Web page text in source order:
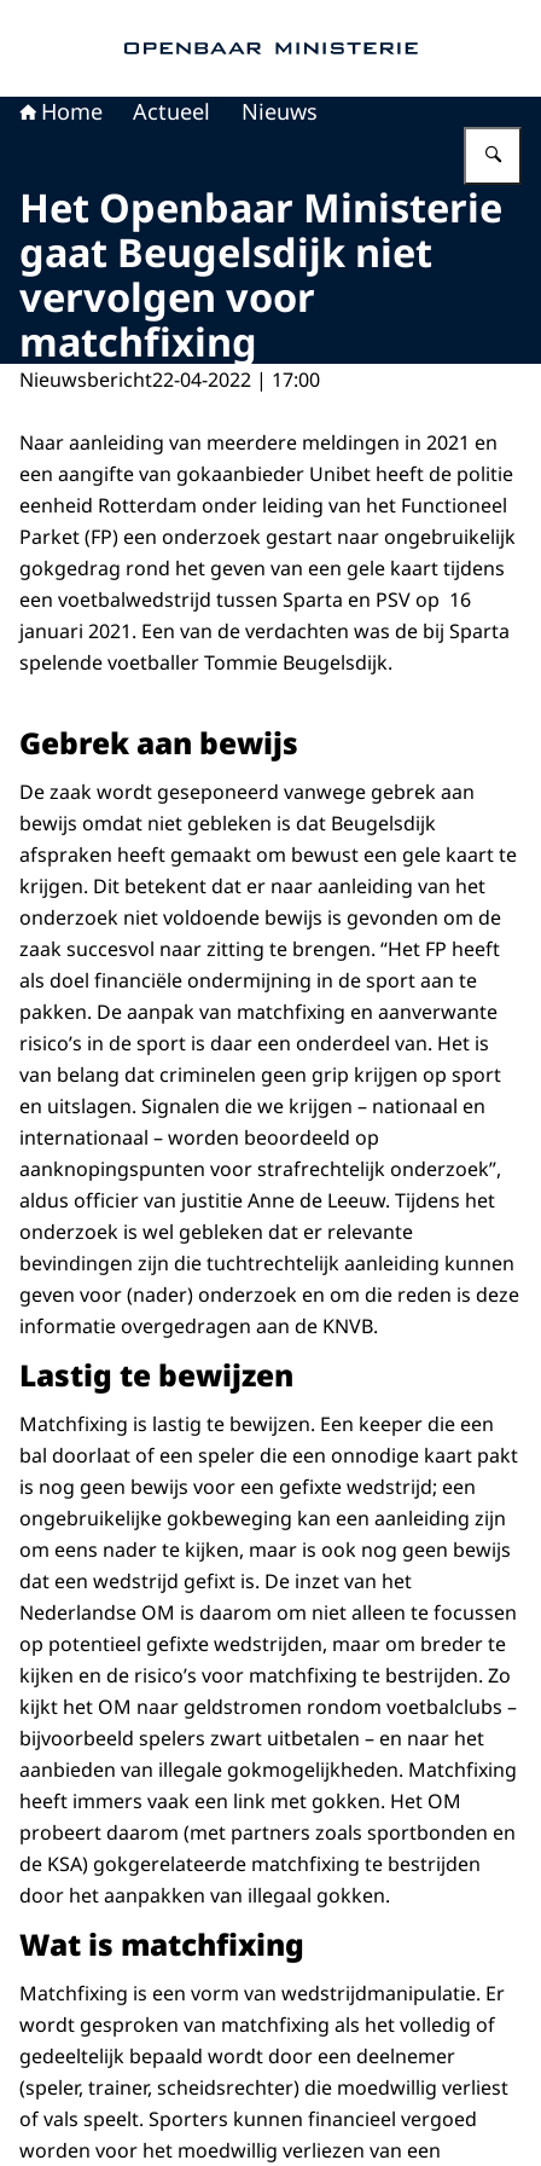
Home Actueel Nieuws
Het Openbaar Ministerie
gaat Beugelsdijk niet
vervolgen voor
matchfixing
Nieuwsbericht22-04-2022 | 17:00
Naar aanleiding van meerdere meldingen in 2021 en
een aangifte van gokaanbieder Unibet heeft de politie
eenheid Rotterdam onder leiding van het Functioneel
Parket (FP) een onderzoek gestart naar ongebruikelijk
gokgedrag rond het geven van een gele kaart tijdens
een voetbalwedstrijd tussen Sparta en PSV op 16
januari 2021. Een van de verdachten was de bij Sparta
spelende voetballer Tommie Beugelsdijk.
Gebrek aan bewijs
De zaak wordt geseponeerd vanwege gebrek aan
bewijs omdat niet gebleken is dat Beugelsdijk
afspraken heeft gemaakt om bewust een gele kaart te
krijgen. Dit betekent dat er naar aanleiding van het
onderzoek niet voldoende bewijs is gevonden om de
zaak succesvol naar zitting te brengen. “Het FP heeft
als doel financiële ondermijning in de sport aan te
pakken. De aanpak van matchfixing en aanverwante
risico’s in de sport is daar een onderdeel van. Het is
van belang dat criminelen geen grip krijgen op sport
en uitslagen. Signalen die we krijgen – nationaal en
internationaal – worden beoordeeld op
aanknopingspunten voor strafrechtelijk onderzoek”,
aldus officier van justitie Anne de Leeuw. Tijdens het
onderzoek is wel gebleken dat er relevante
bevindingen zijn die tuchtrechtelijk aanleiding kunnen
geven voor (nader) onderzoek en om die reden is deze
informatie overgedragen aan de KNVB.
Lastig te bewijzen
Matchfixing is lastig te bewijzen. Een keeper die een
bal doorlaat of een speler die een onnodige kaart pakt
is nog geen bewijs voor een gefixte wedstrijd; een
ongebruikelijke gokbeweging kan een aanleiding zijn
om eens nader te kijken, maar is ook nog geen bewijs
dat een wedstrijd gefixt is. De inzet van het
Nederlandse OM is daarom om niet alleen te focussen
op potentieel gefixte wedstrijden, maar om breder te
kijken en de risico’s voor matchfixing te bestrijden. Zo
kijkt het OM naar geldstromen rondom voetbalclubs –
bijvoorbeeld spelers zwart uitbetalen – en naar het
aanbieden van illegale gokmogelijkheden. Matchfixing
heeft immers vaak een link met gokken. Het OM
probeert daarom (met partners zoals sportbonden en
de KSA) gokgerelateerde matchfixing te bestrijden
door het aanpakken van illegaal gokken.
Wat is matchfixing
Matchfixing is een vorm van wedstrijdmanipulatie. Er
wordt gesproken van matchfixing als het volledig of
gedeeltelijk bepaald wordt door een deelnemer
(speler, trainer, scheidsrechter) die moedwillig verliest
of vals speelt. Sporters kunnen financieel vergoed
worden voor het moedwillig verliezen van een